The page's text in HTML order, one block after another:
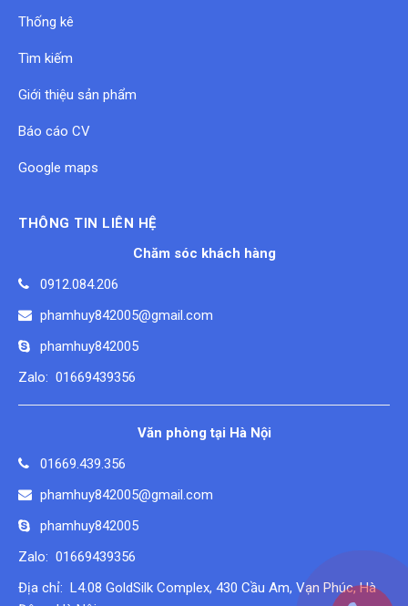
Thống kê
Tìm kiếm
Giới thiệu sản phẩm
Báo cáo CV
Google maps
THÔNG TIN LIÊN HỆ
Chăm sóc khách hàng
0912.084.206
phamhuy842005@gmail.com
phamhuy842005
Zalo: 01669439356
Văn phòng tại Hà Nội
01669.439.356
phamhuy842005@gmail.com
phamhuy842005
Zalo: 01669439356
Địa chỉ: L4.08 GoldSilk Complex, 430 Cầu Am, Vạn Phúc, Hà